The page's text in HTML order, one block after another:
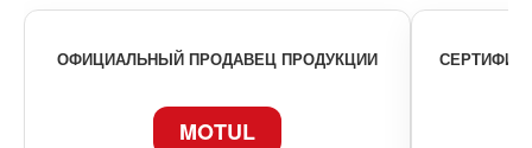
ОФИЦИАЛЬНЫЙ ПРОДАВЕЦ ПРОДУКЦИИ
MOTUL